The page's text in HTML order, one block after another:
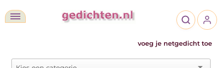
voeg je netgedicht toe